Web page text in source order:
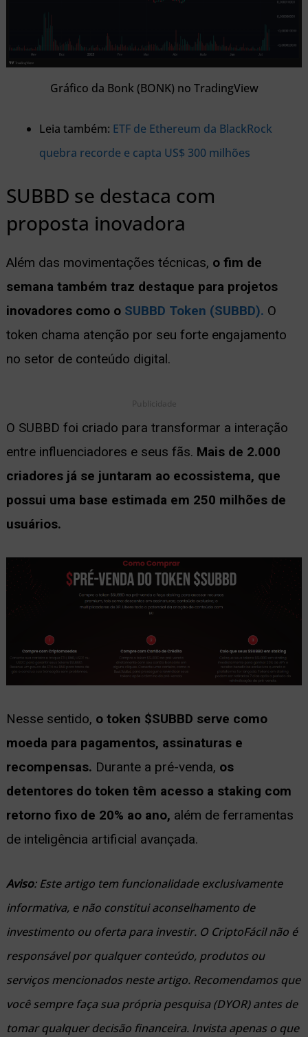
Gráfico da Bonk (BONK) no TradingView
Leia também: ETF de Ethereum da BlackRock
quebra recorde e capta US$ 300 milhões
SUBBD se destaca com
proposta inovadora
Além das movimentações técnicas, o fim de
semana também traz destaque para projetos
inovadores como o SUBBD Token (SUBBD). O
token chama atenção por seu forte engajamento
no setor de conteúdo digital.
Publicidade
O SUBBD foi criado para transformar a interação
entre influenciadores e seus fãs. Mais de 2.000
criadores já se juntaram ao ecossistema, que
possui uma base estimada em 250 milhões de
usuários.
Nesse sentido, o token $SUBBD serve como
moeda para pagamentos, assinaturas e
recompensas. Durante a pré-venda, os
detentores do token têm acesso a staking com
retorno fixo de 20% ao ano, além de ferramentas
de inteligência artificial avançada.
Aviso: Este artigo tem funcionalidade exclusivamente
informativa, e não constitui aconselhamento de
investimento ou oferta para investir. O CriptoFácil não é
responsável por qualquer conteúdo, produtos ou
serviços mencionados neste artigo. Recomendamos que
você sempre faça sua própria pesquisa (DYOR) antes de
tomar qualquer decisão financeira. Invista apenas o que